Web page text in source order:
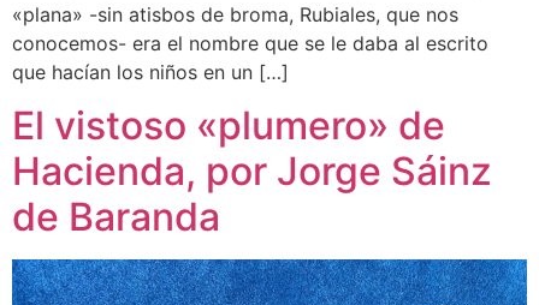
«plana» -sin atisbos de broma, Rubiales, que nos
conocemos- era el nombre que se le daba al escrito
que hacían los niños en un […]
El vistoso «plumero» de
Hacienda, por Jorge Sáinz
de Baranda